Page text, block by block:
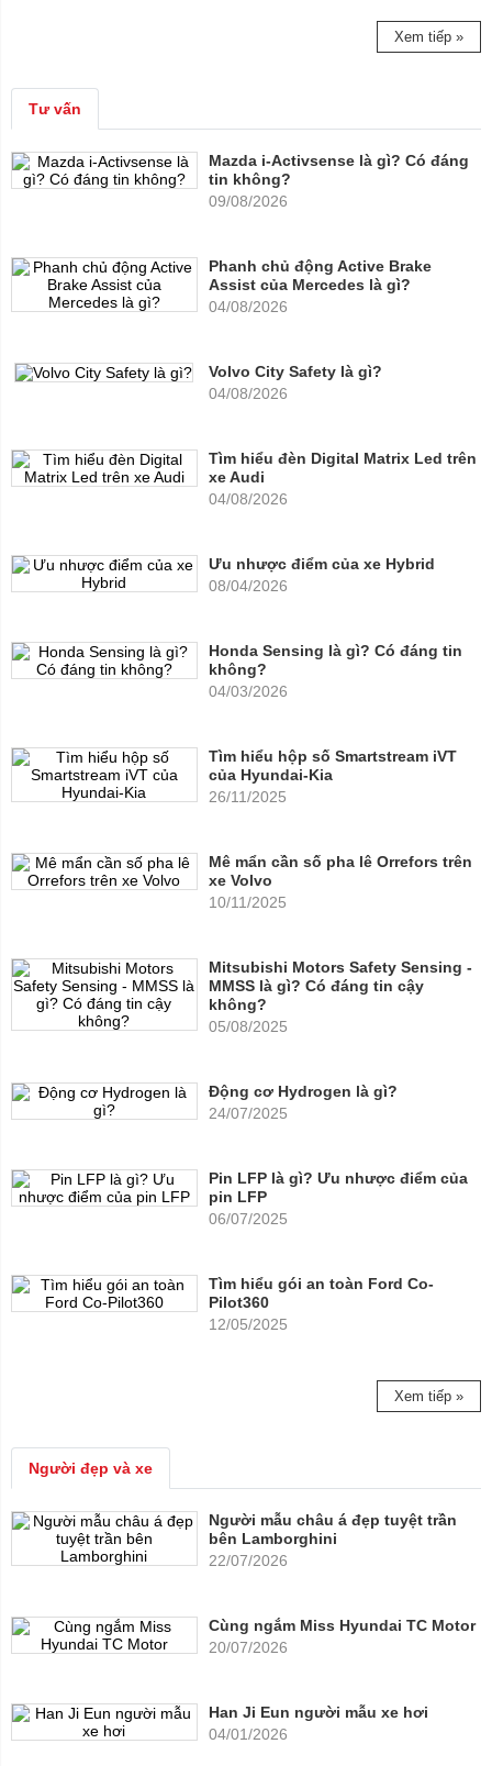
Xem tiếp »
Tư vấn
Mazda i-Activsense là gì? Có đáng
tin không?
09/08/2026
Phanh chủ động Active Brake
Assist của Mercedes là gì?
04/08/2026
Volvo City Safety là gì?
04/08/2026
Tìm hiểu đèn Digital Matrix Led trên
xe Audi
04/08/2026
Ưu nhược điểm của xe Hybrid
08/04/2026
Honda Sensing là gì? Có đáng tin
không?
04/03/2026
Tìm hiểu hộp số Smartstream iVT
của Hyundai-Kia
26/11/2025
Mê mẩn cần số pha lê Orrefors trên
xe Volvo
10/11/2025
Mitsubishi Motors Safety Sensing -
MMSS là gì? Có đáng tin cậy
không?
05/08/2025
Động cơ Hydrogen là gì?
24/07/2025
Pin LFP là gì? Ưu nhược điểm của
pin LFP
06/07/2025
Tìm hiểu gói an toàn Ford Co-
Pilot360
12/05/2025
Xem tiếp »
Người đẹp và xe
Người mẫu châu á đẹp tuyệt trần
bên Lamborghini
22/07/2026
Cùng ngắm Miss Hyundai TC Motor
20/07/2026
Han Ji Eun người mẫu xe hơi
04/01/2026